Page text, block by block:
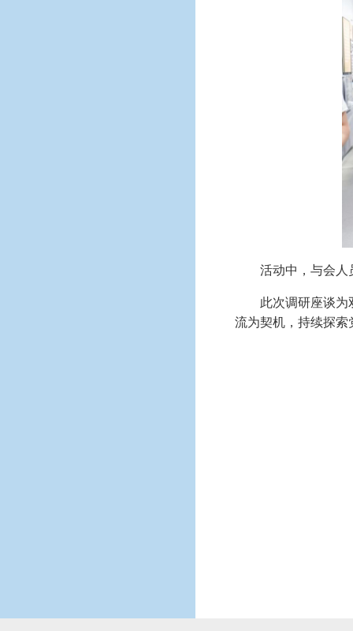
活动中，与会人
此次调研座谈
流为契机，持续探索